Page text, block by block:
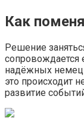
Как
Решение
сопровождается
надёжных
это происходит
развитие